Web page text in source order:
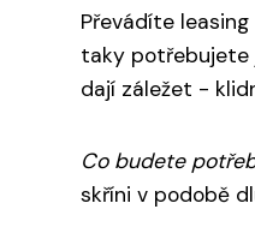
Převádíte
taky potřebujete
dají záležet -
Co budete
skříni v podobě